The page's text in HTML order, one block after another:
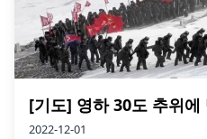
[기도] 영하 30도 추위에
2022-12-01